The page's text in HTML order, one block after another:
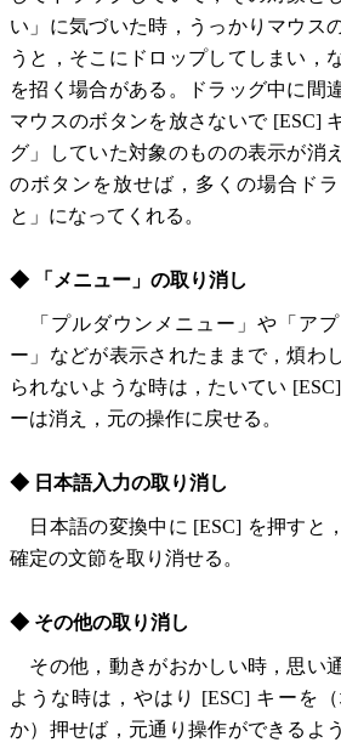
い」に気づいた時，うっかりマウス
うと，そこにドロップしてしまい，
を招く場合がある。ドラッグ中に間
マウスのボタンを放さないで [ESC]
グ」していた対象のものの表示が消
のボタンを放せば，多くの場合ド
と」になってくれる。
◆ 「メニュー」の取り消し
「プルダウンメニュー」や「アプ
ー」などが表示されたままで，煩わ
られないような時は，たいてい
ーは消え，元の操作に戻せる。
◆ 日本語入力の取り消し
日本語の変換中に [ESC] を押すと
確定の文節を取り消せる。
◆ その他の取り消し
その他，動きがおかしい時，思い
ような時は，やはり [ESC] キーを
か）押せば，元通り操作ができるよ